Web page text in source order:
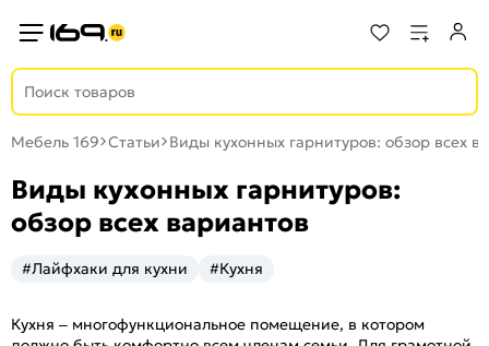
Мебель 169 Статьи Виды кухонных гарнитуров: обзор всех
Виды кухонных гарнитуров:
обзор всех вариантов
#Лайфхаки для кухни #Кухня
Кухня – многофункциональное помещение, в котором